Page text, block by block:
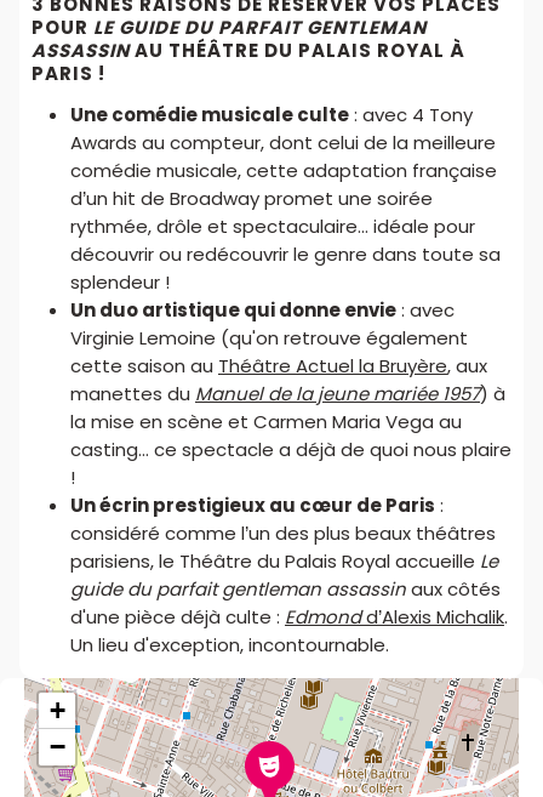
POUR LE GUIDE DU PARFAIT GENTLEMAN
ASSASSINAU THÉÂTRE DU PALAIS ROYAL À
PARIS !
Une comédie musicale culte: avec 4 Tony
Awards au compteur, dont celui de la meilleure
comédie musicale, cette adaptation française
d’un hit de Broadway promet une soirée
rythmée, drôle et spectaculaire... idéale pour
découvrir ou redécouvrir le genre dans toute sa
splendeur !
Un duo artistique qui donne envie: avec
Virginie Lemoine (qu'on retrouve également
cette saison au Théâtre Actuel la Bruyère, aux
manettes du Manuel de la jeune mariée 1957) à
la mise en scène et Carmen Maria Vega au
casting... ce spectacle a déjà de quoi nous plaire
!
Un écrin prestigieux au cœur de Paris :
considéré comme l’un des plus beaux théâtres
parisiens, le Théâtre du Palais Royal accueille Le
guide du parfait gentleman assassinaux côtés
d'une pièce déjà culte : Edmondd’Alexis Michalik.
Un lieu d'exception, incontournable.
+
−